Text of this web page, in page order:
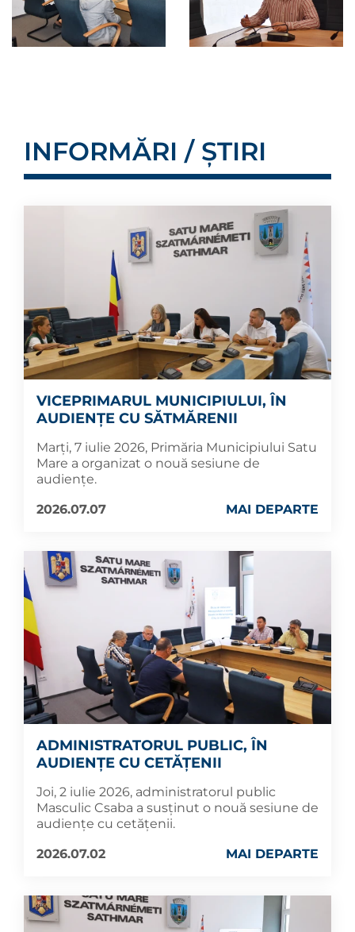
INFORMĂRI / ȘTIRI
VICEPRIMARUL MUNICIPIULUI, ÎN
AUDIENȚE CU SĂTMĂRENII
Marți, 7 iulie 2026, Primăria Municipiului Satu
Mare a organizat o nouă sesiune de
audiențe.
2026.07.07
MAI DEPARTE
ADMINISTRATORUL PUBLIC, ÎN
AUDIENȚE CU CETĂȚENII
Joi, 2 iulie 2026, administratorul public
Masculic Csaba a susținut o nouă sesiune de
audiențe cu cetățenii.
2026.07.02
MAI DEPARTE